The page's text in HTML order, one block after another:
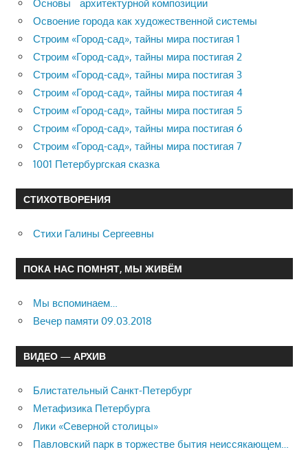
Основы архитектурной композиции
Освоение города как художественной системы
Строим «Город-сад», тайны мира постигая 1
Строим «Город-сад», тайны мира постигая 2
Строим «Город-сад», тайны мира постигая 3
Строим «Город-сад», тайны мира постигая 4
Строим «Город-сад», тайны мира постигая 5
Строим «Город-сад», тайны мира постигая 6
Строим «Город-сад», тайны мира постигая 7
1001 Петербургская сказка
СТИХОТВОРЕНИЯ
Стихи Галины Сергеевны
ПОКА НАС ПОМНЯТ, МЫ ЖИВЁМ
Мы вспоминаем…
Вечер памяти 09.03.2018
ВИДЕО — АРХИВ
Блистательный Санкт-Петербург
Метафизика Петербурга
Лики «Северной столицы»
Павловский парк в торжестве бытия неиссякающем…